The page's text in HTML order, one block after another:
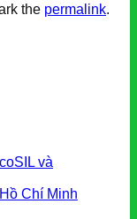
the permalink.
và
Chí Minh